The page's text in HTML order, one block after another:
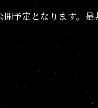
予定となります。是